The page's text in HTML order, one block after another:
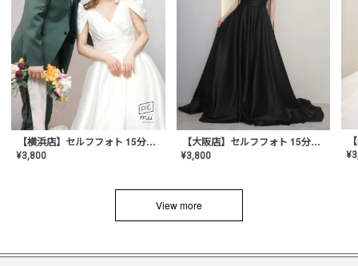
【横浜店】セルフフォト 15分撮り放題プラン
¥3,800
【大阪店】セルフフォト 15分撮り放題プラン
¥3,800 ¥
View more